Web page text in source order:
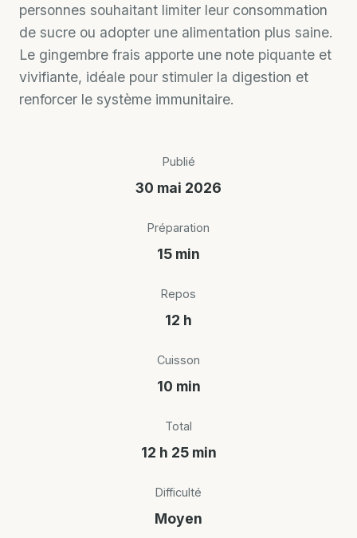
personnes souhaitant limiter leur consommation
de sucre ou adopter une alimentation plus saine.
Le gingembre frais apporte une note piquante et
vivifiante, idéale pour stimuler la digestion et
renforcer le système immunitaire.
Publié
30 mai 2026
Préparation
15 min
Repos
12 h
Cuisson
10 min
Total
12 h 25 min
Difficulté
Moyen